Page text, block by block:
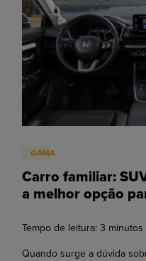
GAMA
Carro familiar:
a melhor opção
Tempo de leitura: 3 minutos
Quando surge a dúvida